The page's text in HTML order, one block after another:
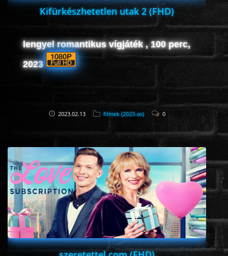
Kifürkészhetetlen utak 2 (FHD)
lengyel romantikus vígjáték , 100 perc,
2023
2023.02.13 filmek (2023-as) 0